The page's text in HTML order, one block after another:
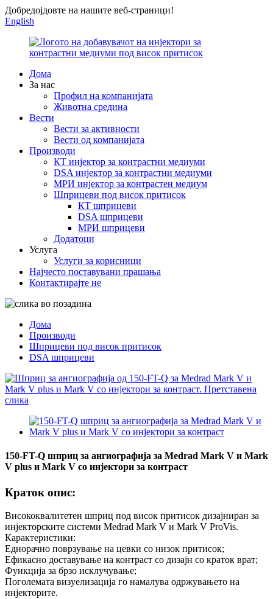
Добредојдовте на нашите веб-страници!
English
Дома
За нас
Профил на компанијата
Животна средина
Вести
Вести за активности
Вести од компанијата
Производи
КТ инјектор за контрастни медиуми
DSA инјектор за контрастни медиуми
МРИ инјектор за контрастен медиум
Шприцеви под висок притисок
КТ шприцеви
DSA шприцеви
МРИ шприцеви
Додатоци
Услуга
Услуги за корисници
Најчесто поставувани прашања
Контактирајте не
Дома
Производи
Шприцеви под висок притисок
DSA шприцеви
150-FT-Q шприц за ангиографија за Medrad Mark V и Mark
V plus и Mark V со инјектори за контраст
Краток опис:
Висококвалитетен шприц под висок притисок дизајниран за
инјекторските системи Medrad Mark V и Mark V ProVis.
Карактеристики:
Еднорачно поврзување на цевки со низок притисок;
Ефикасно доставување на контраст со дизајн со краток врат;
Функција за брзо исклучување;
Поголемата визуелизација го намалува одржувањето на
инјекторите.